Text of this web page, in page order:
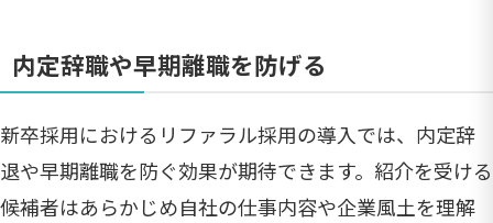
内定辞職や早期離職を防げる
新卒採用におけるリファラル採用の導入では、内定辞
退や早期離職を防ぐ効果が期待できます。紹介を受ける
候補者はあらかじめ自社の仕事内容や企業風土を理解